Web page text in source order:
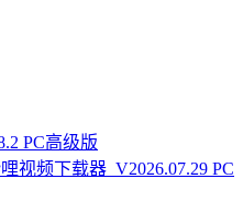
PC高级版
视频下载器_V2026.07.29 PC